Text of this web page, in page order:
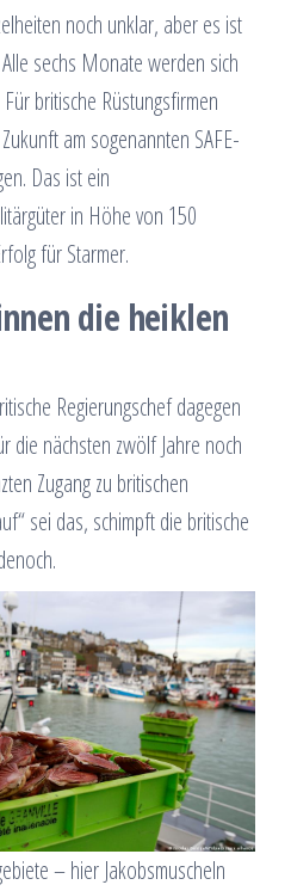
noch unklar, aber es ist
sechs Monate werden sich
britische Rüstungsfirmen
am sogenannten SAFE-
Das ist ein
in Höhe von 150
für Starmer.
die heiklen
Regierungschef dagegen
die nächsten zwölf Jahre noch
Zugang zu britischen
sei das, schimpft die britische
– hier Jakobsmuscheln